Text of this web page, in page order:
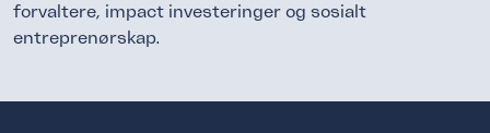
forvaltere, impact investeringer og sosialt
entreprenørskap.